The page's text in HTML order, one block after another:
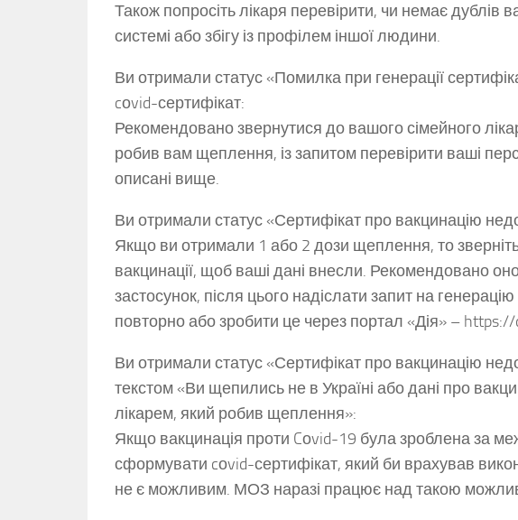
Також попросіть лікаря перевірити, чи немає дублів
системі або збігу із профілем іншої людини.
Ви отримали статус «Помилка при генерації
cоvid-сертифікат:
Рекомендовано звернутися до вашого сімейного
робив вам щеплення, із запитом перевірити ваші
описані вище.
Ви отримали статус «Сертифікат про вакцинацію
Якщо ви отримали 1 або 2 дози щеплення, то
вакцинації, щоб ваші дані внесли. Рекомендовано
застосунок, після цього надіслати запит на
повторно або зробити це через портал «Дія» – https://
Ви отримали статус «Сертифікат про вакцинацію
текстом «Ви щепились не в Україні або дані про
лікарем, який робив щеплення»:
Якщо вакцинація проти Cоvid-19 була зроблена за
сформувати cоvid-сертифікат, який би врахував
не є можливим. МОЗ наразі працює над такою